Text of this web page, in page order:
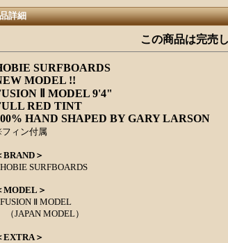
詳細
この商品は完売
SURFBOARDS
MODEL !!
Ⅱ MODEL 9'4"
RED TINT
HAND SHAPED BY GARY LARSON
ィン付属
BRAND＞
SURFBOARDS
MODEL＞
Ⅱ MODEL
（JAPAN MODEL）
EXTRA＞